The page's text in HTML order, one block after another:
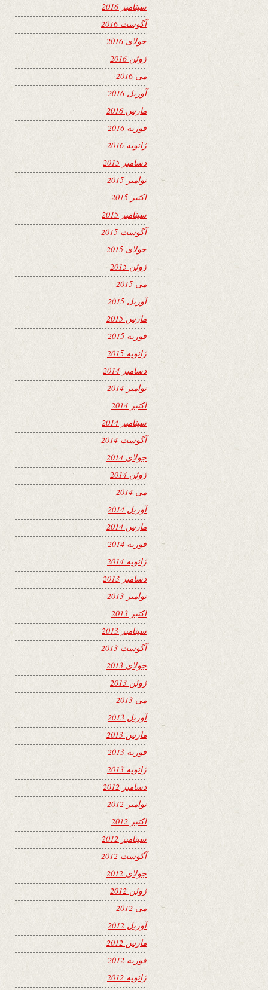
سپتامبر 2016
آگوست 2016
جولای 2016
ژوئن 2016
می 2016
آوریل 2016
مارس 2016
فوریه 2016
ژانویه 2016
دسامبر 2015
نوامبر 2015
اکتبر 2015
سپتامبر 2015
آگوست 2015
جولای 2015
ژوئن 2015
می 2015
آوریل 2015
مارس 2015
فوریه 2015
ژانویه 2015
دسامبر 2014
نوامبر 2014
اکتبر 2014
سپتامبر 2014
آگوست 2014
جولای 2014
ژوئن 2014
می 2014
آوریل 2014
مارس 2014
فوریه 2014
ژانویه 2014
دسامبر 2013
نوامبر 2013
اکتبر 2013
سپتامبر 2013
آگوست 2013
جولای 2013
ژوئن 2013
می 2013
آوریل 2013
مارس 2013
فوریه 2013
ژانویه 2013
دسامبر 2012
نوامبر 2012
اکتبر 2012
سپتامبر 2012
آگوست 2012
جولای 2012
ژوئن 2012
می 2012
آوریل 2012
مارس 2012
فوریه 2012
ژانویه 2012